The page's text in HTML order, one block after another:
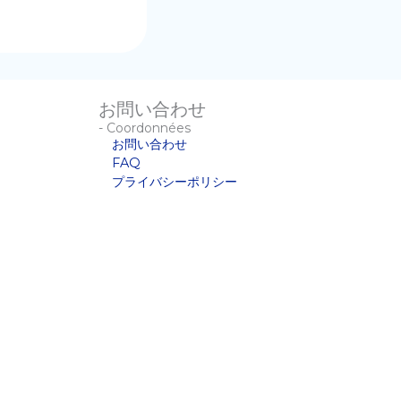
お問い合わせ
- Coordonnées
お問い合わせ
FAQ
プライバシーポリシー